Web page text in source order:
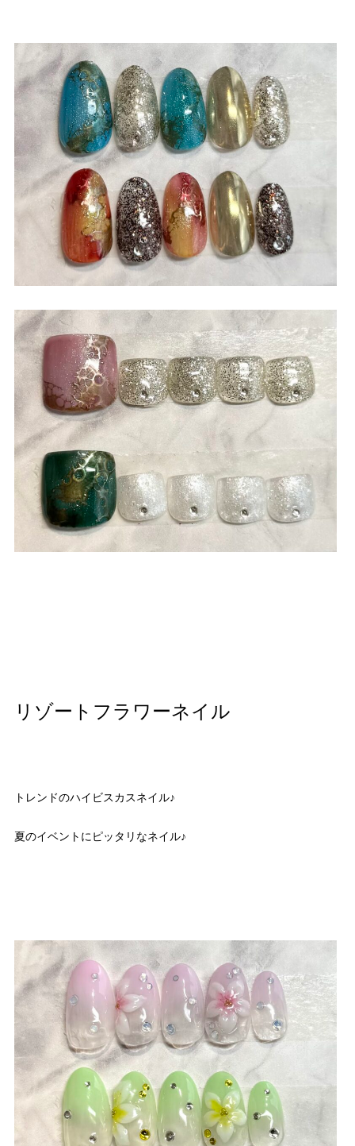
リゾートフラワーネイル
トレンドのハイビスカスネイル♪
夏のイベントにピッタリなネイル♪